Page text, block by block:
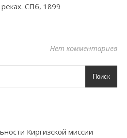
СПб, 1899
Нет комментариев
Поиск
Киргизской миссии